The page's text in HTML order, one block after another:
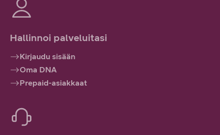
Hallinnoi palveluitasi
Kirjaudu sisään
Oma DNA
Prepaid-asiakkaat